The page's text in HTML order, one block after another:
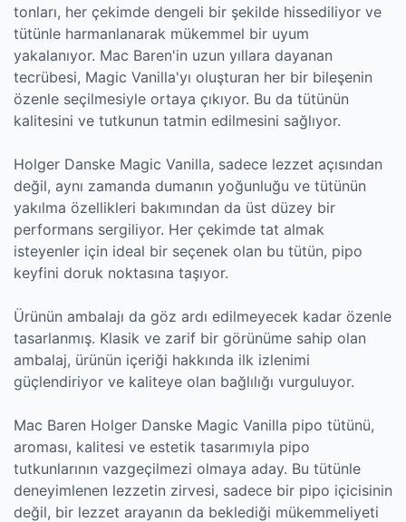
tonları, her çekimde dengeli bir şekilde hissediliyor ve
tütünle harmanlanarak mükemmel bir uyum
yakalanıyor. Mac Baren'in uzun yıllara dayanan
tecrübesi, Magic Vanilla'yı oluşturan her bir bileşenin
özenle seçilmesiyle ortaya çıkıyor. Bu da tütünün
kalitesini ve tutkunun tatmin edilmesini sağlıyor.
Holger Danske Magic Vanilla, sadece lezzet açısından
değil, aynı zamanda dumanın yoğunluğu ve tütünün
yakılma özellikleri bakımından da üst düzey bir
performans sergiliyor. Her çekimde tat almak
isteyenler için ideal bir seçenek olan bu tütün, pipo
keyfini doruk noktasına taşıyor.
Ürünün ambalajı da göz ardı edilmeyecek kadar özenle
tasarlanmış. Klasik ve zarif bir görünüme sahip olan
ambalaj, ürünün içeriği hakkında ilk izlenimi
güçlendiriyor ve kaliteye olan bağlılığı vurguluyor.
Mac Baren Holger Danske Magic Vanilla pipo tütünü,
aroması, kalitesi ve estetik tasarımıyla pipo
tutkunlarının vazgeçilmezi olmaya aday. Bu tütünle
deneyimlenen lezzetin zirvesi, sadece bir pipo içicisinin
değil, bir lezzet arayanın da beklediği mükemmeliyeti